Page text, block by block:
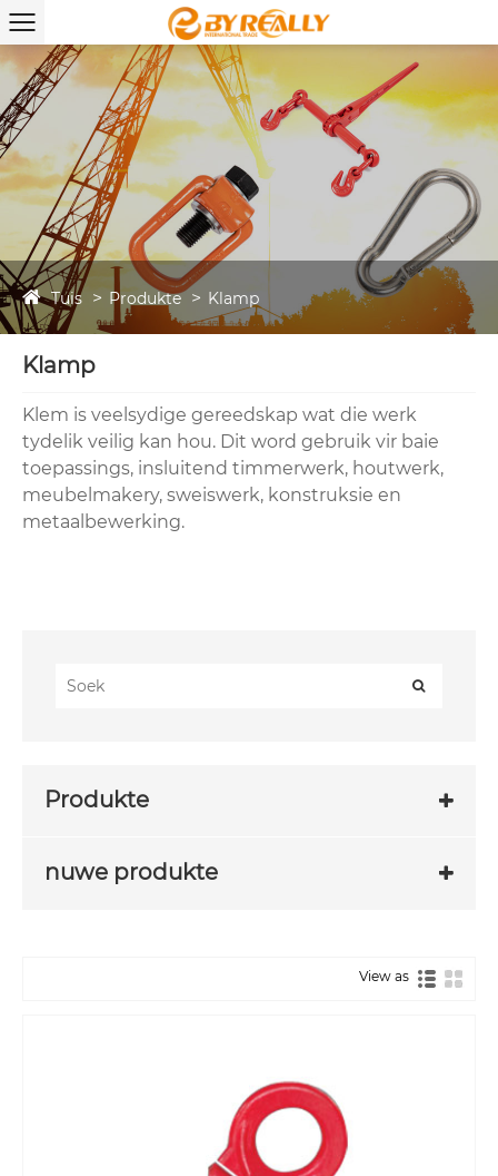
Tuis Produkte Klamp
Klamp
Klem is veelsydige gereedskap wat die werk
tydelik veilig kan hou. Dit word gebruik vir baie
toepassings, insluitend timmerwerk, houtwerk,
meubelmakery, sweiswerk, konstruksie en
metaalbewerking.
Produkte
nuwe produkte
View as